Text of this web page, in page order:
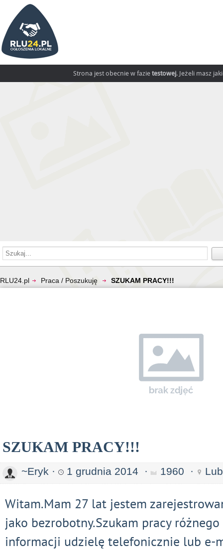
Strona jest obecnie w fazie testowej. Jeżeli masz
RLU24.pl Praca / Poszukuję SZUKAM PRACY!!!
SZUKAM PRACY!!!
~Eryk · 1 grudnia 2014 · 1960 ·
Witam.Mam 27 lat jestem
jako bezrobotny.Szukam pracy
informacji udzielę telefonicznie lub e-